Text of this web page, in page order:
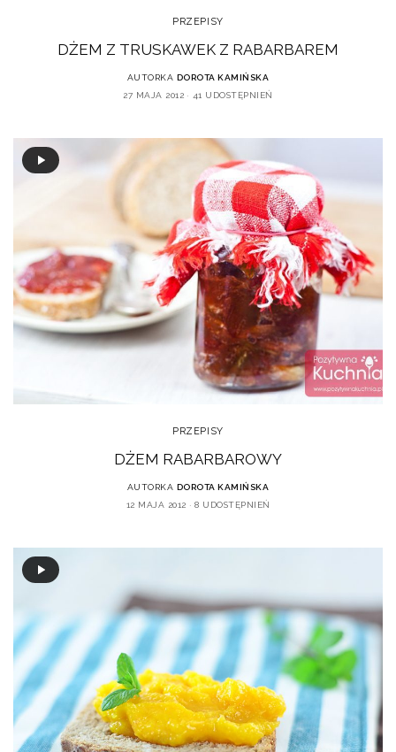
PRZEPISY
DŻEM Z TRUSKAWEK Z RABARBAREM
AUTORKA DOROTA KAMIŃSKA
27 MAJA 2012
41 UDOSTĘPNIEŃ
PRZEPISY
DŻEM RABARBAROWY
AUTORKA DOROTA KAMIŃSKA
12 MAJA 2012
8 UDOSTĘPNIEŃ